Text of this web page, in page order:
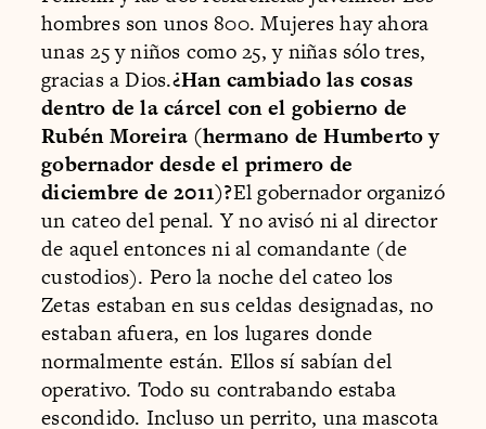
hombres son unos 800. Mujeres hay ahora
unas 25 y niños como 25, y niñas sólo tres,
gracias a Dios.¿Han cambiado las cosas
dentro de la cárcel con el gobierno de
Rubén Moreira (hermano de Humberto y
gobernador desde el primero de
diciembre de 2011)?El gobernador organizó
un cateo del penal. Y no avisó ni al director
de aquel entonces ni al comandante (de
custodios). Pero la noche del cateo los
Zetas estaban en sus celdas designadas, no
estaban afuera, en los lugares donde
normalmente están. Ellos sí sabían del
operativo. Todo su contrabando estaba
escondido. Incluso un perrito, una mascota